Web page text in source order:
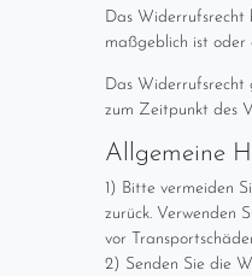
Das Widerrufsrecht
maßgeblich ist oder
Das Widerrufsrecht
zum Zeitpunkt des
Allgemeine
1) Bitte vermeiden
zurück. Verwenden
vor
2) Senden Sie die